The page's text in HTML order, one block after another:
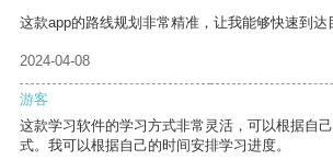
这款app的路线规划非常精准，让我能够快速到达
2024-04-08
游客
这款学习软件的学习方式非常灵活，可以根据自
式。我可以根据自己的时间安排学习进度。